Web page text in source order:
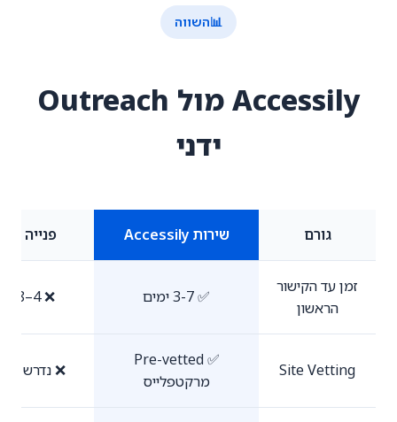
📊השווה
Accessily מול Outreach
ידני
גורם שירות Accessily פנייה
זמן עד הקישור
הראשון
✅ 3-7 ימים ❌ 4–8 weeks
Site Vetting
✅ Pre-vetted
מרקטפלייס
❌ נדרש